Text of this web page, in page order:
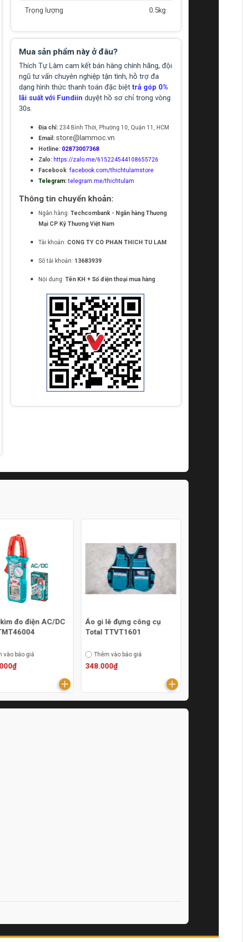
Trọng lượng 0.5kg
Mua sản phẩm này ở đâu?
Thích Tự Làm cam kết bán hàng chính hãng, đội
ngũ tư vấn chuyên nghiệp tận tình, hỗ trợ đa
dạng hình thức thanh toán đặc biệttrả góp 0%
lãi suất với Fundiin duyệt hồ sơ chỉ trong vòng
30s.
Địa chỉ: 234 Bình Thới, Phường 10, Quận 11, HCM
Email: store@lammoc.vn
Hotline: 02873007368
Zalo: https://zalo.me/615224544108655726
Facebook:facebook.com/thichtulamstore
Telegram: telegram.me/thichtulam
Thông tin chuyển khoản:
Ngân hàng: Techcombank - Ngân hàng Thương
Mại CP Kỹ Thương Việt Nam
Tài khoản: CONG TY CO PHAN THICH TU LAM
Số tài khoản: 13683939
Nội dung: Tên KH + Số điện thoại mua hàng
đo điện AC/DC
vào báo giá
Áo gi lê đựng công cụ
Total TTVT1601
Thêm vào báo giá
348.000₫